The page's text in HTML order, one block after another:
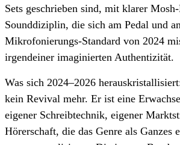
Sets geschrieben sind, mit klarer
Sounddiziplin, die sich am Pedal und
Mikrofonierungs-Standard von 2024
irgendeiner imaginierten Authentizität.
Was sich 2024–2026
kein Revival mehr. Er ist eine
eigener Schreibtechnik, eigener
Hörerschaft, die das Genre als Ganzes